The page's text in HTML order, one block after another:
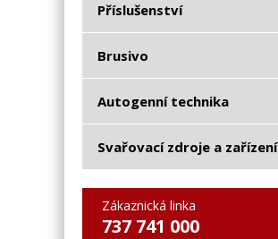
Příslušenství
Brusivo
Autogenní technika
Svařovací zdroje a zařízení
Zákaznická linka
737 741 000